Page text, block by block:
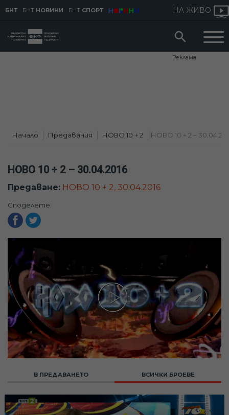
БНТ БНТ НОВИНИ БНТ СПОРТ НА ЖИВО
Реклама
Начало Предавания НОВО 10 + 2 НОВО 10 + 2 –
НОВО 10 + 2 – 30.04.2016
Предаване: НОВО 10 + 2, 30.04.2016
Споделете:
В ПРЕДАВАНЕТО ВСИЧКИ БРОЕВЕ